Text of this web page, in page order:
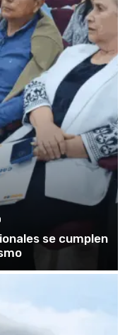
se cumplen